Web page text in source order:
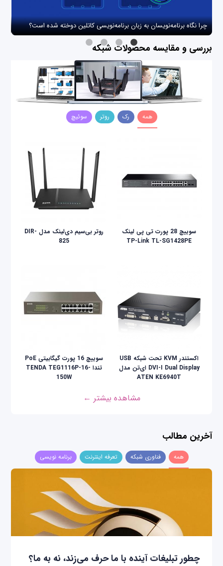
چرا نگاه برنامه‌نویسان به زبان برنامه‌نویسی کاتلین دوخته شده است؟
بررسی و مقایسه محصولات شبکه
همه رک روتر سوئیچ
سوییچ 28 پورت تی پی لینک
TP-Link TL-SG1428PE
روتر بی‌سیم دی‌لینک مدل DIR-
825
اکستندر KVM تحت شبکه USB
DVI-I Dual Display ای‌تن مدل
ATEN KE6940T
سوییچ 16 پورت گیگابیتی PoE
تندا TENDA TEG1116P-16-
150W
مشاهده بیشتر ←
آخرین مطالب
همه فناوری شبکه تعرفه اینترنت برنامه نویسی
چطور تبلیغات آینده با ما حرف می‌زند، نه به ما؟